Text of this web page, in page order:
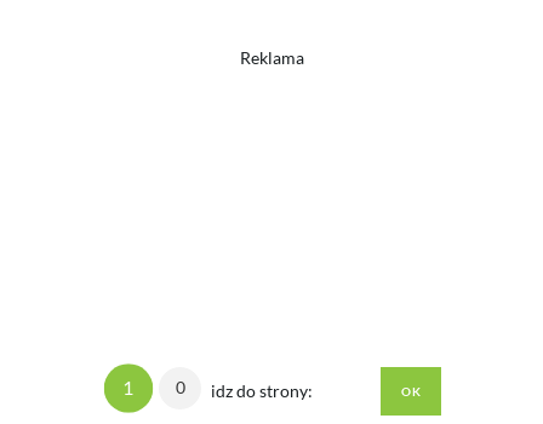
Reklama
1 0 idz do strony: